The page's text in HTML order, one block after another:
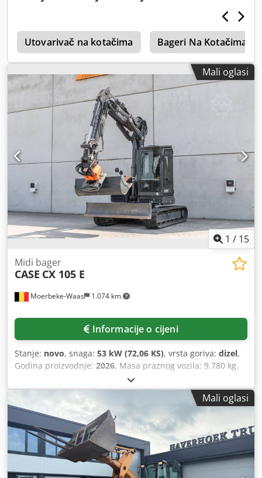
Utovarivač na kotačima Bageri Na Kotačima
Mali oglasi
1 / 15
Moerbeke-Waas 1.074 km
Midi bager
CASE CX 105 E
Informacije o cijeni
Stanje: novo, snaga: 53 kW (72,06 KS), vrsta goriva: dizel,
Godina proizvodnje: 2026, Masa praznog vozila: 9.780 kg.
Dedjzrrw Ajpfx Akkeck Za dodatne informacije obratite se
odjelu prodaje tvrtke KEY-TEC.
Mali oglasi